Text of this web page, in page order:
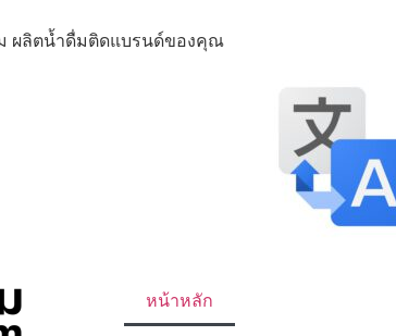
ผลิตน้ำดื่มติดแบรนด์ของคุณ
หน้าหลัก